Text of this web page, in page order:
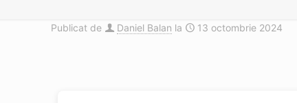
Publicat de Daniel Balan la 13 octombrie 2024